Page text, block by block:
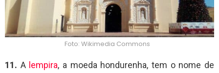
Foto: Wikimedia Commons
11. A lempira, a moeda hondurenha, tem o nome de